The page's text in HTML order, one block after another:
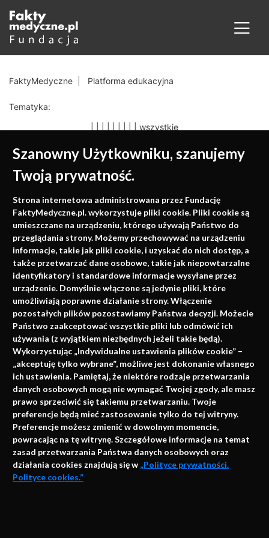
Szanowny Użytkowniku, szanujemy
Twoją prywatność.
Strona internetowa administrowana przez Fundację
FaktyMedyczne.pl. wykorzystuje pliki cookie. Pliki cookie są
umieszczane na urządzeniu, którego używają Państwo do
przeglądania strony. Możemy przechowywać na urządzeniu
informacje, takie jak pliki cookie, i uzyskać do nich dostęp, a
także przetwarzać dane osobowe, takie jak niepowtarzalne
identyfikatory i standardowe informacje wysyłane przez
urządzenie. Domyślnie włączone są jedynie pliki, które
umożliwiają poprawne działanie strony. Włączenie
pozostałych plików pozostawiamy Państwa decyzji. Możecie
Państwo zaakceptować wszystkie pliki lub odmówić ich
używania (z wyjątkiem niezbędnych jeżeli takie będą).
Wykorzystując „Indywidualne ustawienia plików cookie” –
„akceptuję tylko wybrane”, możliwe jest dokonanie własnego
ich ustawienia. Pamiętaj, że niektóre rodzaje przetwarzania
danych osobowych mogą nie wymagać Twojej zgody, ale masz
prawo sprzeciwić się takiemu przetwarzaniu. Twoje
preferencje będą mieć zastosowanie tylko do tej witryny.
Preferencje możesz zmienić w dowolnym momencie,
powracając na tę witrynę. Szczegółowe informacje na temat
zasad przetwarzania Państwa danych osobowych oraz
działania cookies znajdują się w „Polityce prywatności.
Polityce cookies.”
FaktyMedyczne Platforma edukacyjna
Tematyka:
wszystkie
Medycyna oparta na
faktach
Konferencje, szkolenia, e-learning, wydawnictwo
Napisz do nas
info@faktymedyczne.pl
ul. Towarowa 2
43-460 Wisła
Redakcja medyczna:
ul. Wolności 338b